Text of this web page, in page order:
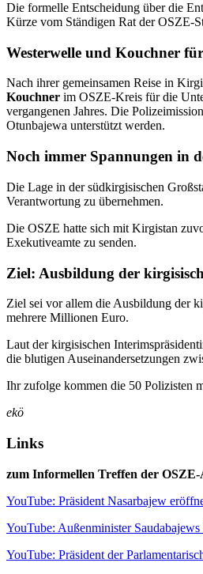
Die formelle Entscheidung über die
Kürze vom Ständigen Rat der OSZE-
Westerwelle und Kouchner
Nach ihrer gemeinsamen Reise in
Kouchner im OSZE-Kreis für die
vergangenen Jahres. Die
Otunbajewa unterstützt werden.
Noch immer Spannungen in
Die Lage in der südkirgisischen
Verantwortung zu übernehmen.
Die OSZE hatte sich mit Kirgistan
Exekutiveamte zu senden.
Ziel: Ausbildung der
Ziel sei vor allem die Ausbildung der
mehrere Millionen Euro.
Laut der kirgisischen
die blutigen Auseinandersetzungen
Ihr zufolge kommen die 50 Polizisten
ekö
Links
zum Informellen Treffen der OSZE-
YouTube: Präsident Nasarbajew
YouTube: Außenminister Saudabajews
YouTube: Präsident der